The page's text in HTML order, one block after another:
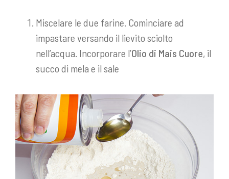
Miscelare le due farine. Cominciare ad
impastare versando il lievito sciolto
nell’acqua. Incorporare l’Olio di Mais Cuore, il
succo di mela e il sale